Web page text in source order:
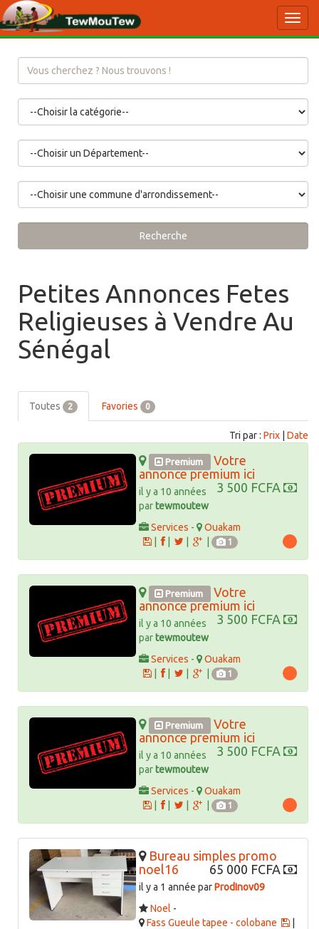
Recherche
Petites Annonces Fetes
Religieuses à Vendre Au
Sénégal
Toutes 2 Favories 0
Tri par : Prix Date
Premium
Votre
annonce premium ici
3 500 FCFA
il y a 10 années
partewmoutew
Services -
Ouakam
|
1
Premium
Votre
annonce premium ici
3 500 FCFA
il y a 10 années
partewmoutew
Services -
Ouakam
|
1
Premium
Votre
annonce premium ici
3 500 FCFA
il y a 10 années
partewmoutew
Services -
Ouakam
|
1
Bureau simples promo
noel16
65 000 FCFA
il y a 1 année parProdInov09
Noel -
Fass Gueule tapee - colobane